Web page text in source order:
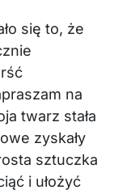
się to, że
na
twarz stała
zyskały
sztuczka
i ułożyć